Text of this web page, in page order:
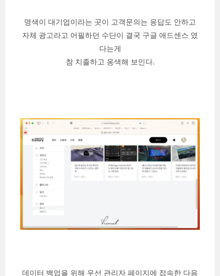
명색이 대기업이라는 곳이 고객문의는 응답도 안하고
자체 광고라고 어필하던 수단이 결국 구글 애드센스 였
다는게
참 치졸하고 옹색해 보인다.
데이터 백업을 위해 우선 관리자 페이지에 접속한 다음